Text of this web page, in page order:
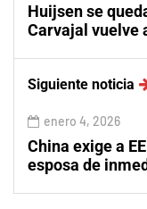
Huijsen se
Carvajal vuelve
Siguiente noticia
enero 4, 2026
China exige a
esposa de